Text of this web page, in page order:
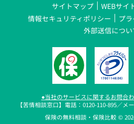
サイトマップ
WEBサイ
情報セキュリティポリシー
プ
外部送信につい
●当社のサービスに関するお問合
【苦情相談窓口】電話：0120-110-895／
保険の無料相談・保険比較 ©